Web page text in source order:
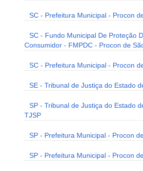
SC - Prefeitura Municipal - Procon
SC - Fundo Municipal De Proteção
Consumidor - FMPDC - Procon de
SC - Prefeitura Municipal - Procon
SE - Tribunal de Justiça do Estado
SP - Tribunal de Justiça do Estado
TJSP
SP - Prefeitura Municipal - Procon
SP - Prefeitura Municipal - Procon